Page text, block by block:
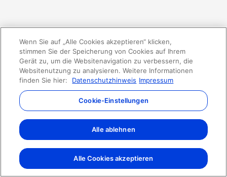
Wenn Sie auf „Alle Cookies akzeptieren“ klicken,
stimmen Sie der Speicherung von Cookies auf Ihrem
Gerät zu, um die Websitenavigation zu verbessern, die
Websitenutzung zu analysieren. Weitere Informationen
finden Sie hier:
Datenschutzhinweis Impressum
Cookie-Einstellungen
Alle ablehnen
Alle Cookies akzeptieren